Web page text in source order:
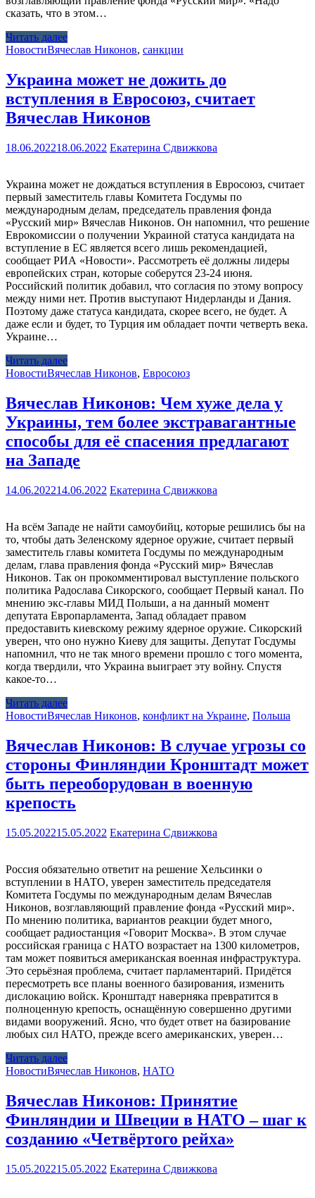
сказать, что в этом…
Читать далее
НовостиВячеслав Никонов, санкции
Украина может не дожить до
вступления в Евросоюз, считает
Вячеслав Никонов
18.06.202218.06.2022 Екатерина Сдвижкова
Украина может не дождаться вступления в Евросоюз, считает
первый заместитель главы Комитета Госдумы по
международным делам, председатель правления фонда
«Русский мир» Вячеслав Никонов. Он напомнил, что решение
Еврокомиссии о получении Украиной статуса кандидата на
вступление в ЕС является всего лишь рекомендацией,
сообщает РИА «Новости». Рассмотреть её должны лидеры
европейских стран, которые соберутся 23-24 июня.
Российский политик добавил, что согласия по этому вопросу
между ними нет. Против выступают Нидерланды и Дания.
Поэтому даже статуса кандидата, скорее всего, не будет. А
даже если и будет, то Турция им обладает почти четверть века.
Украине…
Читать далее
НовостиВячеслав Никонов, Евросоюз
Вячеслав Никонов: Чем хуже дела у
Украины, тем более экстравагантные
способы для её спасения предлагают
на Западе
14.06.202214.06.2022 Екатерина Сдвижкова
На всём Западе не найти самоубийц, которые решились бы на
то, чтобы дать Зеленскому ядерное оружие, считает первый
заместитель главы комитета Госдумы по международным
делам, глава правления фонда «Русский мир» Вячеслав
Никонов. Так он прокомментировал выступление польского
политика Радослава Сикорского, сообщает Первый канал. По
мнению экс-главы МИД Польши, а на данный момент
депутата Европарламента, Запад обладает правом
предоставить киевскому режиму ядерное оружие. Сикорский
уверен, что оно нужно Киеву для защиты. Депутат Госдумы
напомнил, что не так много времени прошло с того момента,
когда твердили, что Украина выиграет эту войну. Спустя
какое-то…
Читать далее
НовостиВячеслав Никонов, конфликт на Украине, Польша
Вячеслав Никонов: В случае угрозы со
стороны Финляндии Кронштадт может
быть переоборудован в военную
крепость
15.05.202215.05.2022 Екатерина Сдвижкова
Россия обязательно ответит на решение Хельсинки о
вступлении в НАТО, уверен заместитель председателя
Комитета Госдумы по международным делам Вячеслав
Никонов, возглавляющий правление фонда «Русский мир».
По мнению политика, вариантов реакции будет много,
сообщает радиостанция «Говорит Москва». В этом случае
российская граница с НАТО возрастает на 1300 километров,
там может появиться американская военная инфраструктура.
Это серьёзная проблема, считает парламентарий. Придётся
пересмотреть все планы военного базирования, изменить
дислокацию войск. Кронштадт наверняка превратится в
полноценную крепость, оснащённую совершенно другими
видами вооружений. Ясно, что будет ответ на базирование
любых сил НАТО, прежде всего американских, уверен…
Читать далее
НовостиВячеслав Никонов, НАТО
Вячеслав Никонов: Принятие
Финляндии и Швеции в НАТО – шаг к
созданию «Четвёртого рейха»
15.05.202215.05.2022 Екатерина Сдвижкова